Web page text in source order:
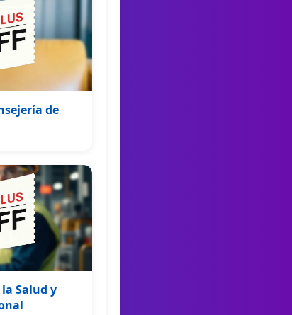
de
la Salud y